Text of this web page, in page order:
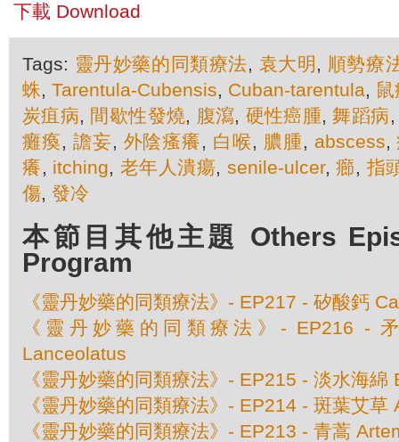
下載 Download
Tags: 靈丹妙藥的同類療法, 袁大明 , 順勢療
蛛, Tarentula-Cubensis, Cuban-tarentula,
炭疽病, 間歇性發燒, 腹瀉, 硬性癌腫, 舞蹈病
癱瘓, 譫妄, 外陰瘙癢, 白喉, 膿腫, abscess,
癢, itching, 老年人潰瘍, senile-ulcer,癤, 指
傷, 發冷
本節目其他主題 Others
Program
《靈丹妙藥的同類療法》- EP217 - 矽酸鈣
《靈丹妙藥的同類療法》- EP216 -
Lanceolatus
《靈丹妙藥的同類療法》- EP215 - 淡水海綿
《靈丹妙藥的同類療法》- EP214 - 斑葉艾
《靈丹妙藥的同類療法》- EP213 - 青蒿